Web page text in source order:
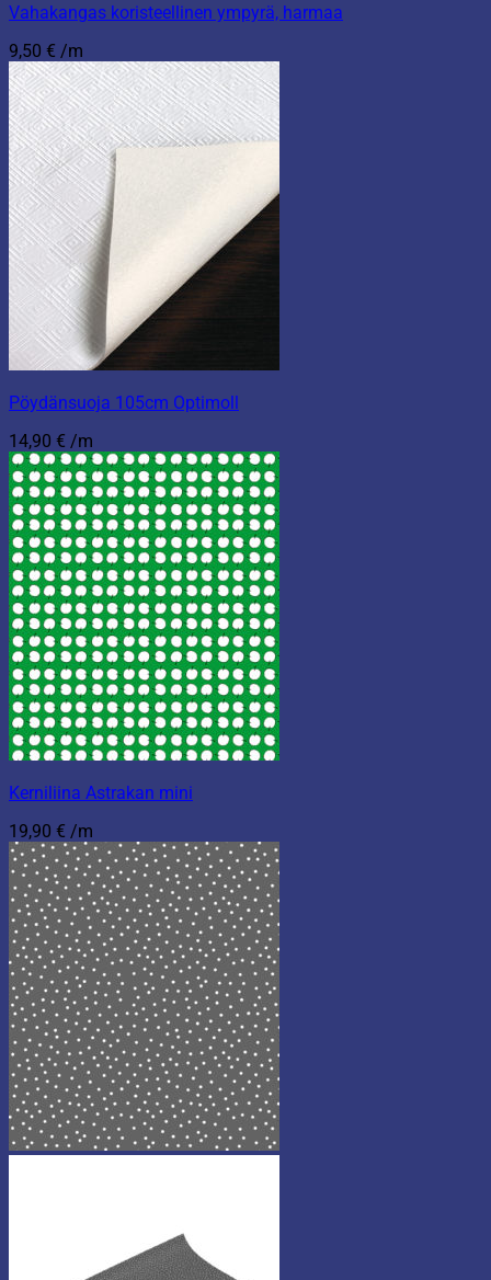
Vahakangas koristeellinen ympyrä, harmaa
9,50 € /m
Pöydänsuoja 105cm Optimoll
14,90 € /m
Kerniliina Astrakan mini
19,90 € /m